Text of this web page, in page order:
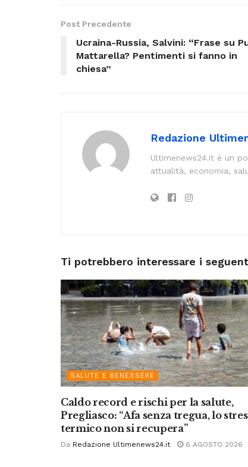
Post Precedente
Ucraina-Russia, Salvini: “Frase su
Mattarella? Pentimenti si fanno in
chiesa”
Redazione
Ultimenews24.it è un
attualità, economia,
Ti potrebbero interessare i
SALUTE E BENESSERE
Caldo record e rischi per la salute,
Pregliasco: “Afa senza tregua, lo
termico non si recupera”
Da Redazione Ultimenews24.it 6 AGOSTO 2026